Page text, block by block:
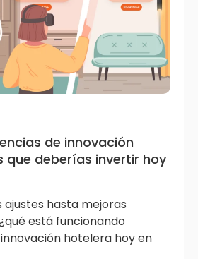
de innovación
que deberías invertir hoy
ajustes hasta mejoras
está funcionando
hotelera hoy en